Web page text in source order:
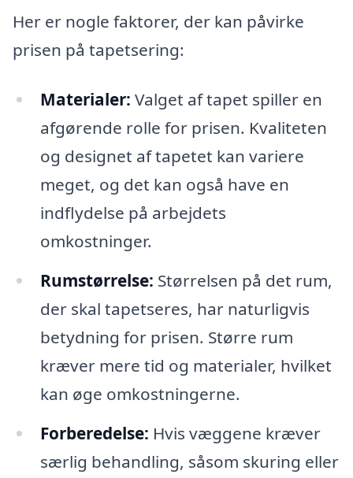
Her er nogle faktorer, der kan påvirke
prisen på tapetsering:
Materialer: Valget af tapet spiller en
afgørende rolle for prisen. Kvaliteten
og designet af tapetet kan variere
meget, og det kan også have en
indflydelse på arbejdets
omkostninger.
Rumstørrelse: Størrelsen på det rum,
der skal tapetseres, har naturligvis
betydning for prisen. Større rum
kræver mere tid og materialer, hvilket
kan øge omkostningerne.
Forberedelse: Hvis væggene kræver
særlig behandling, såsom skuring eller